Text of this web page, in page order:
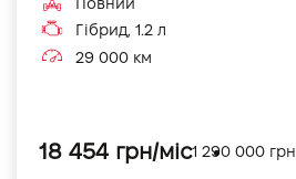
Гібрид, 1.2 л
29 000 км
18 454 грн/міс1 290 000 грн